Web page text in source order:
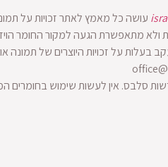
עושה כל מאמץ לאתר זכויות על
בעלות על זכויות היוצרים של תמונה
סלבס. אין לעשות שימוש